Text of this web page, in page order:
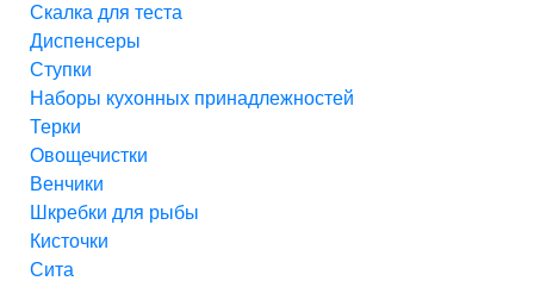
Скалка для теста
Диспенсеры
Ступки
Наборы кухонных принадлежностей
Терки
Овощечистки
Венчики
Шкребки для рыбы
Кисточки
Сита